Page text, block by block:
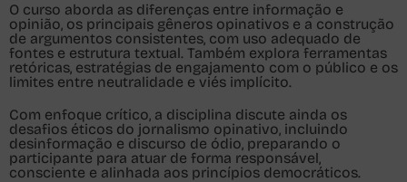
O curso aborda as diferenças entre informação e
opinião, os principais gêneros opinativos e a construção
de argumentos consistentes, com uso adequado de
fontes e estrutura textual. Também explora ferramentas
retóricas, estratégias de engajamento com o público e os
limites entre neutralidade e viés implícito.
Com enfoque crítico, a disciplina discute ainda os
desafios éticos do jornalismo opinativo, incluindo
desinformação e discurso de ódio, preparando o
participante para atuar de forma responsável,
consciente e alinhada aos princípios democráticos.